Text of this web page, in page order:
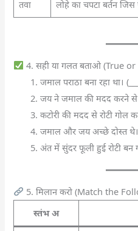
तवा लोहे का चपटा बर्तन जिस
4. सही या गलत बताओ (True or
जमाल पराठा बना रहा था।
जय ने जमाल की मदद करने से
कटोरी की मदद से रोटी गोल
जमाल और जय अच्छे दोस्त थे।
अंत में सुंदर फूली हुई रोटी बन
5. मिलान करो (Match the
स्तंभ अ